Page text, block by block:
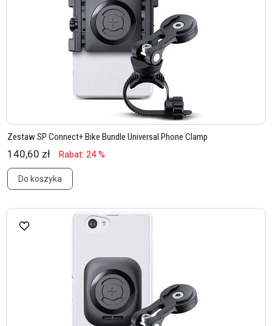
Zestaw SP Connect+ Bike Bundle Universal Phone Clamp
140,60 zł Rabat: 24 %
Do koszyka